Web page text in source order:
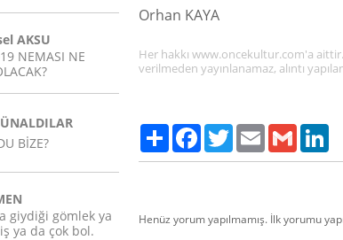
AKSU
NEMASI NE
BİZE?
giydiği gömlek ya
ya da çok bol.
Orhan KAYA
Her hakkı www.oncekultur.com'a
verilmeden yayınlanamaz, alıntı
Paylaş FacebookTwitter Email Gmail
Henüz yorum yapılmamış. İlk yorumu